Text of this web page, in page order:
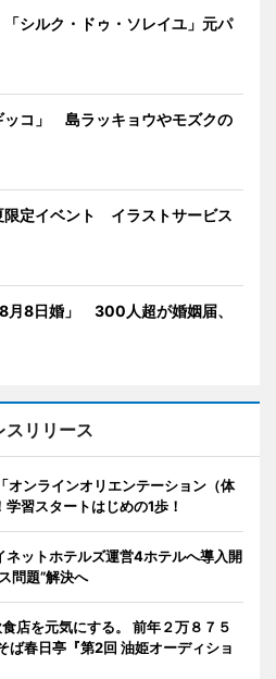
シルク・ドゥ・ソレイユ」元パ
ッコ」 島ラッキョウやモズクの
限定イベント イラストサービス
月8日婚」 300人超が婚姻届、
スリリース
オンラインオリエンテーション（体
習スタートはじめの1歩！
ネットホテルズ運営4ホテルへ導入開
問題”解決へ
店を元気にする。 前年２万８７５
ば春日亭『第2回 油姫オーディショ